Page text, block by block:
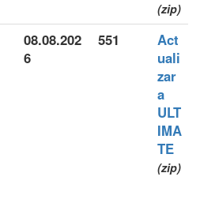
(zip)
08.08.202
6
551
Act
uali
zar
a
ULT
IMA
TE
(zip)